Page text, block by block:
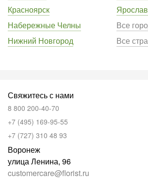
Красноярск
Набережные Челны
Нижний Новгород
Все
Все
Свяжитесь с нами
8 800 200-40-70
+7 (495) 169-95-55
+7 (727) 310 48 93
Воронеж
улица Ленина, 96
customercare@florist.ru